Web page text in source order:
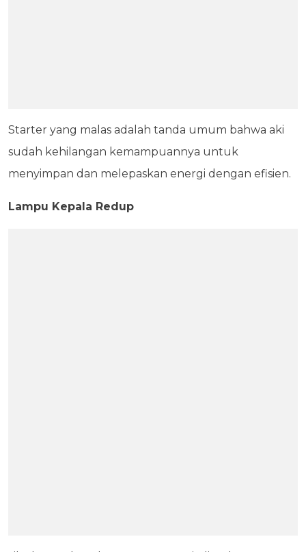
Starter yang malas adalah tanda umum bahwa aki
sudah kehilangan kemampuannya untuk
menyimpan dan melepaskan energi dengan efisien.
Lampu Kepala Redup